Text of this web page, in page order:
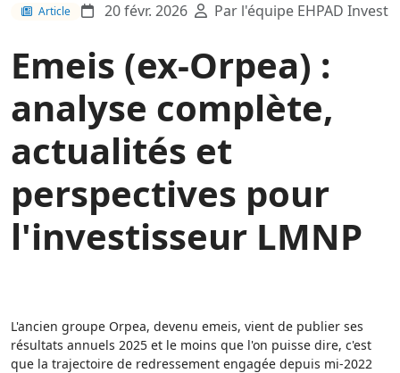
Article 20 févr. 2026 Par l'équipe EHPAD Invest
Emeis (ex-Orpea) :
analyse complète,
actualités et
perspectives pour
l'investisseur LMNP
L'ancien groupe Orpea, devenu emeis, vient de publier ses
résultats annuels 2025 et le moins que l'on puisse dire, c'est
que la trajectoire de redressement engagée depuis mi-2022